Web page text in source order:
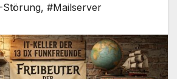
Störung, #Mailserver